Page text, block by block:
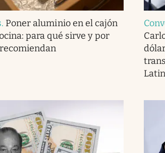
. Poner aluminio en el cajón
para qué sirve y por